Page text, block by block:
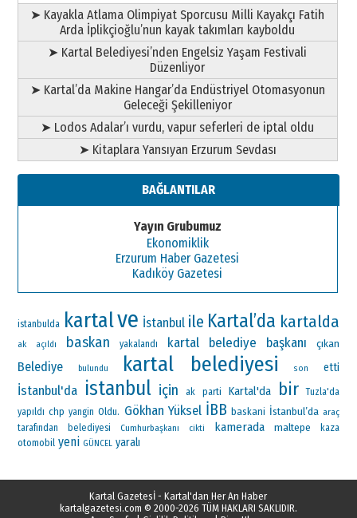
➤ Kayakla Atlama Olimpiyat Sporcusu Milli Kayakçı Fatih
Arda İplikçioğlu’nun kayak takımları kayboldu
➤ Kartal Belediyesi’nden Engelsiz Yaşam Festivali
Düzenliyor
➤ Kartal’da Makine Hangar’da Endüstriyel Otomasyonun
Geleceği Şekilleniyor
➤ Lodos Adalar’ı vurdu, vapur seferleri de iptal oldu
➤ Kitaplara Yansıyan Erzurum Sevdası
BAĞLANTILAR
Yayın Grubumuz
Ekonomiklik
Erzurum Haber Gazetesi
Kadıköy Gazetesi
istanbulda kartalve İstanbul ile Kartal’da kartalda
ak açıldı baskan yakalandı kartal belediye başkanı çıkan
Belediye bulundu kartal belediyesi son etti
İstanbul'da istanbul için ak parti Kartal'da bir
Tuzla'da
yapıldı chp yangin Oldu. Gökhan Yüksel İBB baskani İstanbul’da araç
tarafından
belediyesi Cumhurbaşkanı cikti kamerada maltepe kaza
otomobil yeni GÜNCEL yaralı
Kartal Gazetesİ - Kartal'dan Her An Haber
kartalgazetesi.com © 2000-2026 TÜM HAKLARI SAKLIDIR.